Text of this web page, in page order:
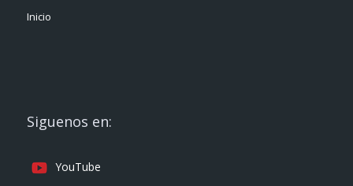
Inicio
Siguenos en:
YouTube